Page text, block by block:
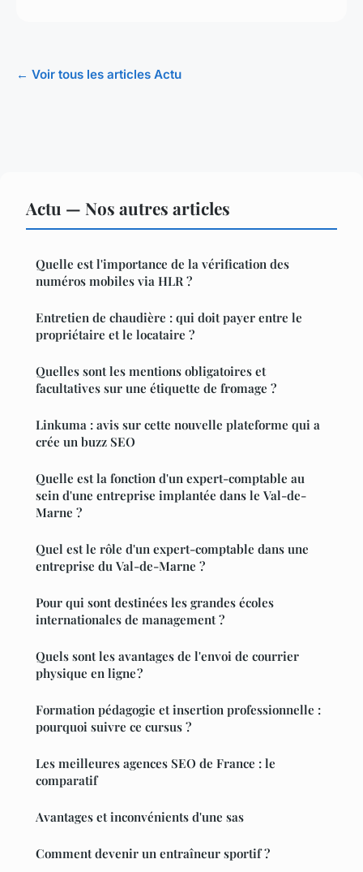
← Voir tous les articles Actu
Actu — Nos autres articles
Quelle est l'importance de la vérification des
numéros mobiles via HLR ?
Entretien de chaudière : qui doit payer entre le
propriétaire et le locataire ?
Quelles sont les mentions obligatoires et
facultatives sur une étiquette de fromage ?
Linkuma : avis sur cette nouvelle plateforme qui a
crée un buzz SEO
Quelle est la fonction d'un expert-comptable au
sein d'une entreprise implantée dans le Val-de-
Marne ?
Quel est le rôle d'un expert-comptable dans une
entreprise du Val-de-Marne ?
Pour qui sont destinées les grandes écoles
internationales de management ?
Quels sont les avantages de l'envoi de courrier
physique en ligne ?
Formation pédagogie et insertion professionnelle :
pourquoi suivre ce cursus ?
Les meilleures agences SEO de France : le
comparatif
Avantages et inconvénients d'une sas
Comment devenir un entraîneur sportif ?